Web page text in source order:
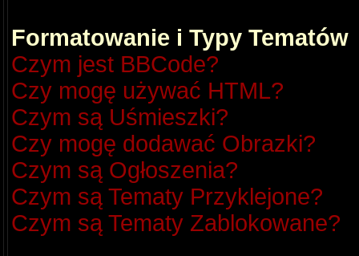
Formatowanie i Typy Tematów
Czym jest BBCode?
Czy mogę używać HTML?
Czym są Uśmieszki?
Czy mogę dodawać Obrazki?
Czym są Ogłoszenia?
Czym są Tematy Przyklejone?
Czym są Tematy Zablokowane?